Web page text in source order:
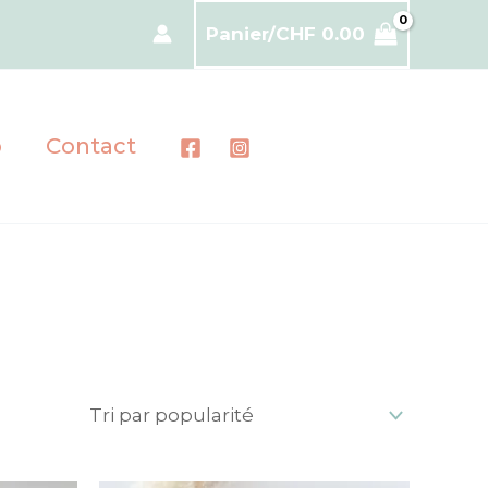
Panier/CHF 0.00
Contact